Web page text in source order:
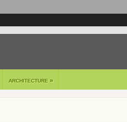
ARCHITECTURE »